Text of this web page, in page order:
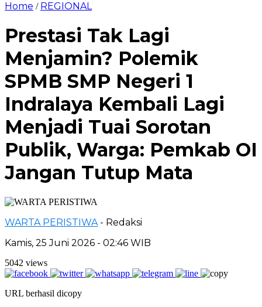
Home / REGIONAL
Prestasi Tak Lagi
Menjamin? Polemik
SPMB SMP Negeri 1
Indralaya Kembali Lagi
Menjadi Tuai Sorotan
Publik, Warga: Pemkab OI
Jangan Tutup Mata
WARTA PERISTIWA - Redaksi
Kamis, 25 Juni 2026 - 02:46 WIB
5042 views
URL berhasil dicopy